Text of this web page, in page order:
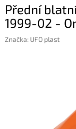
Přední
1999-02 -
Značka: UFO plast